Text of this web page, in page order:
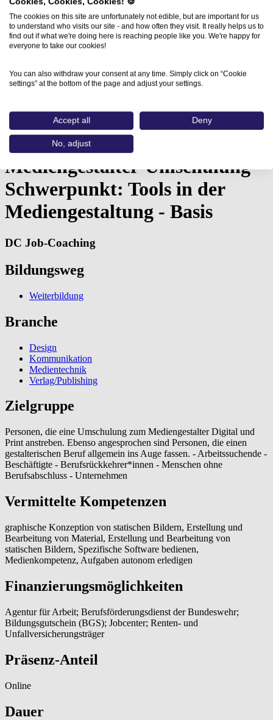
Vorbereitung auf eine Mediengestalter-Umschulung…
Vorbereitung auf eine
Mediengestalter-Umschulung -
Schwerpunkt: Tools in der
Mediengestaltung - Basis
DC Job-Coaching
Bildungsweg
Weiterbildung
Branche
Design
Kommunikation
Medientechnik
Verlag/Publishing
Zielgruppe
Personen, die eine Umschulung zum Mediengestalter Digital und
Print anstreben. Ebenso angesprochen sind Personen, die einen
gestalterischen Beruf allgemein ins Auge fassen. - Arbeitssuchende -
Beschäftigte - Berufsrückkehrer*innen - Menschen ohne
Berufsabschluss - Unternehmen
Vermittelte Kompetenzen
graphische Konzeption von statischen Bildern, Erstellung und
Bearbeitung von Material, Erstellung und Bearbeitung von
statischen Bildern, Spezifische Software bedienen,
Medienkompetenz, Aufgaben autonom erledigen
Finanzierungsmöglichkeiten
Agentur für Arbeit; Berufsförderungsdienst der Bundeswehr;
Bildungsgutschein (BGS); Jobcenter; Renten- und
Unfallversicherungsträger
Präsenz-Anteil
Online
Dauer
The cookies on this site are unfortunately not edible, but are important for us
to understand who visits our site - and how often they visit. It really helps us to
find out if what we're doing here is reaching people like you. We're happy for
everyone to take our cookies!
You can also withdraw your consent at any time. Simply click on “Cookie
settings” at the bottom of the page and adjust your settings.
Accept all Deny
No, adjust